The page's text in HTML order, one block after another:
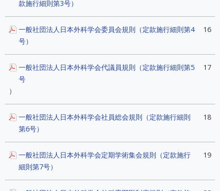
款施行細則第3号）
一般社団法人日本外科学会委員会規則（定款施行細則第4
号）
16
一般社団法人日本外科学会代議員規則（定款施行細則第5
号
）
17
一般社団法人日本外科学会社員総会規則（定款施行細則
第6号）
18
一般社団法人日本外科学会定期学術集会規則（定款施行
細則第7号）
19